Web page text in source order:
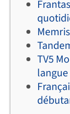
TV5
langue